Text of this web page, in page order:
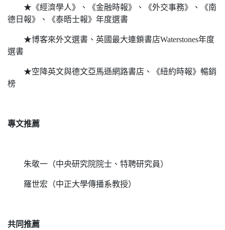
★《經濟學人》、《金融時報》、《外交事務》、《南
德日報》、《泰晤士報》年度選書
★博客來外文選書、英國最大連鎖書店Waterstones年度
選書
★空降英文與德文亞馬遜網路書店、《紐約時報》暢銷
榜
專文推薦
朱敬一（中央研究院院士、特聘研究員）
羅世宏（中正大學傳播系教授）
共同推薦